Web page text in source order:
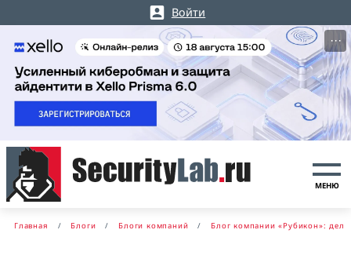
Войти
···
МЕНЮ
Главная Блоги Блоги компаний Блог компании «Рубикон»: